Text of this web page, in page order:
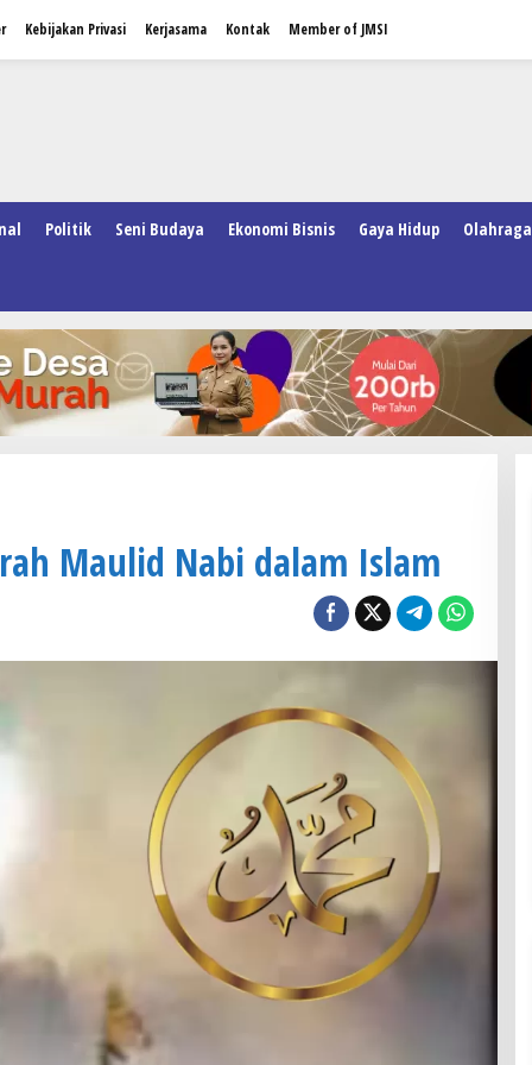
Kebijakan Privasi Kerjasama Kontak Member of JMSI
Politik Seni Budaya Ekonomi Bisnis Gaya Hidup Olahraga
Maulid Nabi dalam Islam